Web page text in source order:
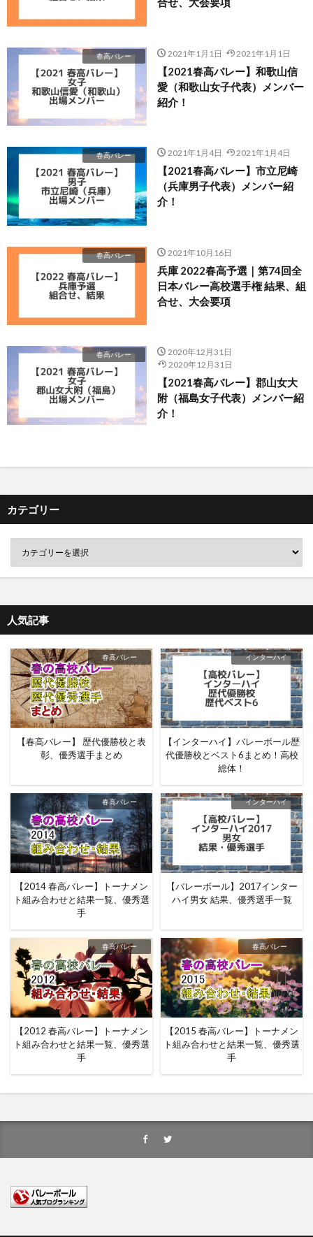
春高バレー 2021年1月1日 2021年1月1日
【2021春高バレー】和歌山信
愛（和歌山女子代表）メンバー
紹介！
春高バレー 2021年1月4日 2021年1月4日
【2021春高バレー】市立尼崎
（兵庫男子代表）メンバー紹
介！
春高バレー 2021年10月16日
兵庫 2022春高予選｜第74回全
日本バレー高校選手権 結果、組
合せ、大会要項
春高バレー
2020年12月31日
2020年12月31日
【2021春高バレー】郡山女大
附（福島女子代表）メンバー紹
介！
カテゴリー
人気記事
春高バレー
【春高バレー】 歴代優勝校と表
彰、優秀選手まとめ
インターハイ
【インターハイ】バレーボール歴
代優勝校とベスト6まとめ！高校
総体！
春高バレー
【2014 春高バレー】トーナメン
ト組み合わせと結果一覧、優秀選
手
インターハイ
【バレーボール】2017インター
ハイ男女 結果、優秀選手一覧
春高バレー
【2012 春高バレー】トーナメン
ト組み合わせと結果一覧、優秀選
手
春高バレー
【2015 春高バレー】トーナメン
ト組み合わせと結果一覧、優秀選
手